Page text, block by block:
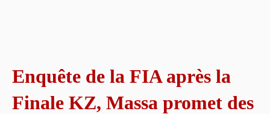
Enquête de la FIA après la
Finale KZ, Massa promet des